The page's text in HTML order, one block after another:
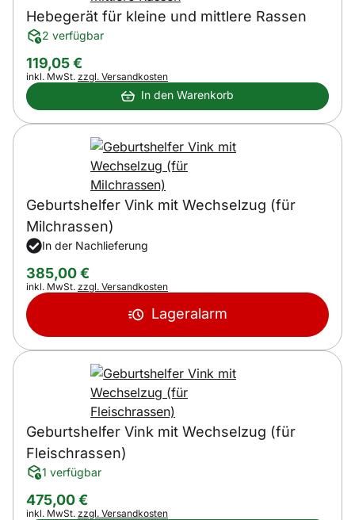
Hebegerät für kleine und mittlere Rassen
2 verfügbar
119,05€
Steuerhinweis:
inkl. MwSt. zzgl. Versandkosten
In den Warenkorb
Geburtshelfer Vink mit Wechselzug (für
Milchrassen)
In der Nachlieferung
385,00€
Steuerhinweis:
inkl. MwSt. zzgl. Versandkosten
Lageralarm
Geburtshelfer Vink mit Wechselzug (für
Fleischrassen)
1 verfügbar
475,00€
Steuerhinweis:
inkl. MwSt. zzgl. Versandkosten